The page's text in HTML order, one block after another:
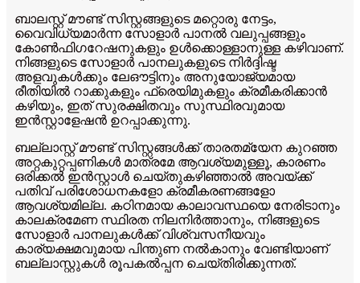
ബാലസ്റ്റ് മൗണ്ട് സിസ്റ്റങ്ങളുടെ മറ്റൊരു നേട്ടം,
വൈവിധ്യമാർന്ന സോളാർ പാനൽ വലുപ്പങ്ങളും
കോൺഫിഗറേഷനുകളും ഉൾക്കൊള്ളാനുള്ള കഴിവാണ്.
നിങ്ങളുടെ സോളാർ പാനലുകളുടെ നിർദ്ദിഷ്ട
അളവുകൾക്കും ലേഔട്ടിനും അനുയോജ്യമായ
രീതിയിൽ റാക്കുകളും ഫ്രെയിമുകളും ക്രമീകരിക്കാൻ
കഴിയും, ഇത് സുരക്ഷിതവും സുസ്ഥിരവുമായ
ഇൻസ്റ്റാളേഷൻ ഉറപ്പാക്കുന്നു.
ബല്ലാസ്റ്റ് മൗണ്ട് സിസ്റ്റങ്ങൾക്ക് താരതമ്യേന കുറഞ്ഞ
അറ്റകുറ്റപ്പണികൾ മാത്രമേ ആവശ്യമുള്ളൂ, കാരണം
ഒരിക്കൽ ഇൻസ്റ്റാൾ ചെയ്തുകഴിഞ്ഞാൽ അവയ്ക്ക്
പതിവ് പരിശോധനകളോ ക്രമീകരണങ്ങളോ
ആവശ്യമില്ല. കഠിനമായ കാലാവസ്ഥയെ നേരിടാനും
കാലക്രമേണ സ്ഥിരത നിലനിർത്താനും, നിങ്ങളുടെ
സോളാർ പാനലുകൾക്ക് വിശ്വസനീയവും
കാര്യക്ഷമവുമായ പിന്തുണ നൽകാനും വേണ്ടിയാണ്
ബല്ലാസ്റ്റുകൾ രൂപകൽപ്പന ചെയ്തിരിക്കുന്നത്.